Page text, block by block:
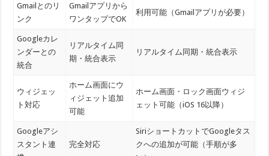
Gmailとのリ
ンク
Gmailアプリから
ワンタップでOK
利用可能（Gmailアプリが必要）
Googleカレ
ンダーとの
統合
リアルタイム同
期・統合表示
リアルタイム同期・統合表示
ウィジェッ
ト対応
ホーム画面にウ
ィジェット追加
可能
ホーム画面・ロック画面ウィジ
ェット可能（iOS 16以降）
Googleアシ
スタント連
完全対応
SiriショートカットでGoogleタス
クへの追加が可能（手順が多